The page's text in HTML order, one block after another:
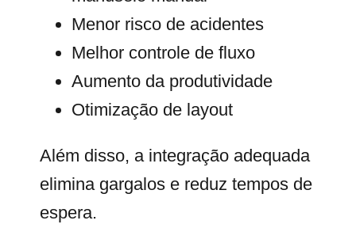
Menor risco de acidentes
Melhor controle de fluxo
Aumento da produtividade
Otimização de layout
Além disso, a integração adequada
elimina gargalos e reduz tempos de
espera.